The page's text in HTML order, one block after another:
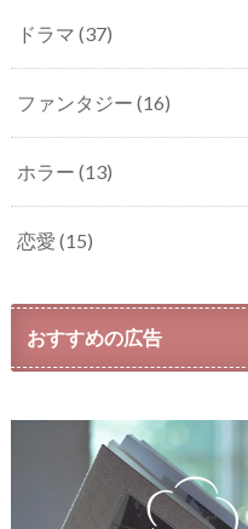
ドラマ (37)
ファンタジー (16)
ホラー (13)
恋愛 (15)
おすすめの広告